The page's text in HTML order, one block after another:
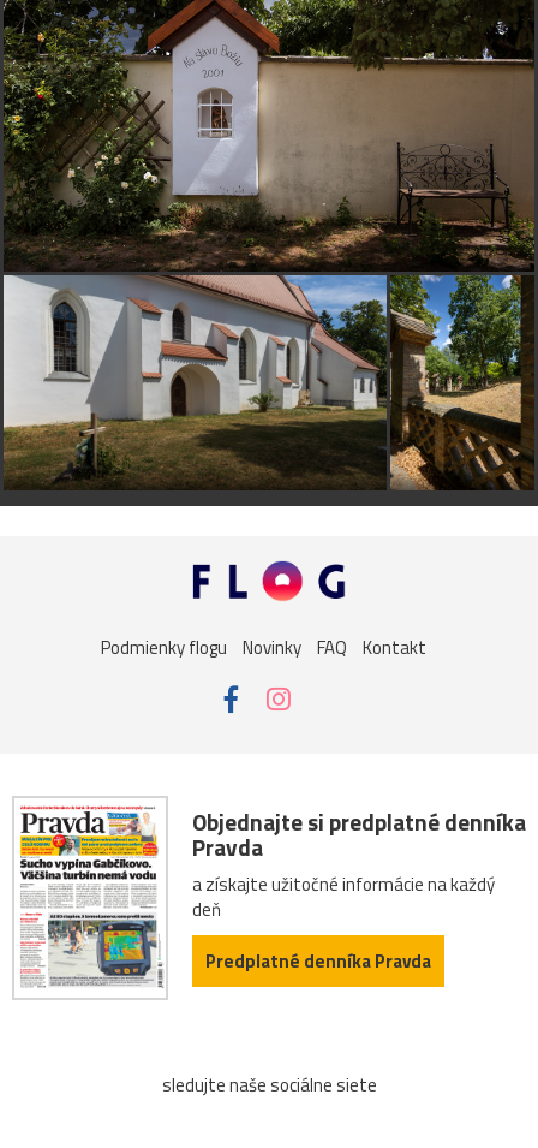
Podmienky flogu Novinky FAQ Kontakt
Objednajte si predplatné denníka
Pravda
a získajte užitočné informácie na každý
deň
Predplatné denníka Pravda
sledujte naše sociálne siete